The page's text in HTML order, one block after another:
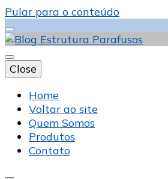
Pular para o conteúdo
Blog
Parafusos
Close
Home
Voltar ao site
Quem Somos
Produtos
Contato